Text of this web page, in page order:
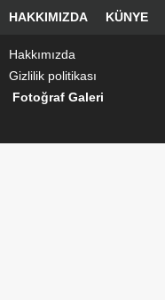
HAKKIMIZDA KÜNYE
Hakkımızda
Gizlilik politikası
Fotoğraf Galeri